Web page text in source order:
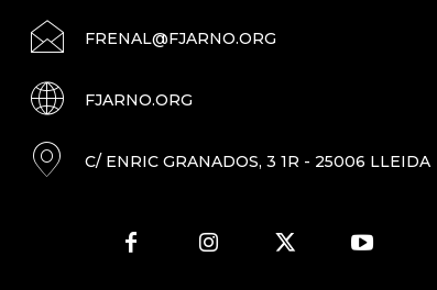
FRENAL@FJARNO.ORG
FJARNO.ORG
C/ ENRIC GRANADOS, 3 1R - 25006 LLEIDA